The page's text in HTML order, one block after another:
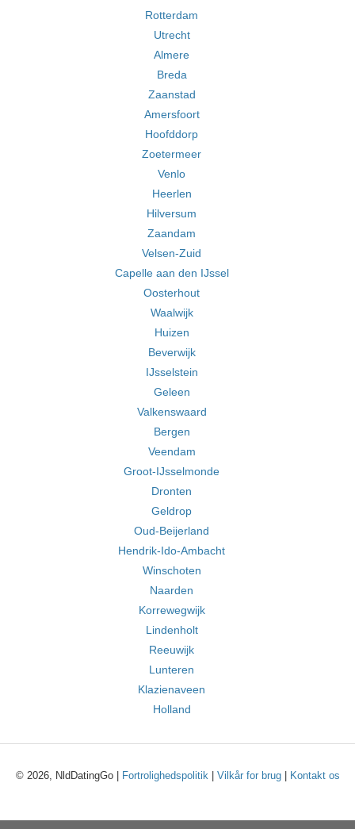
Rotterdam
Utrecht
Almere
Breda
Zaanstad
Amersfoort
Hoofddorp
Zoetermeer
Venlo
Heerlen
Hilversum
Zaandam
Velsen-Zuid
Capelle aan den IJssel
Oosterhout
Waalwijk
Huizen
Beverwijk
IJsselstein
Geleen
Valkenswaard
Bergen
Veendam
Groot-IJsselmonde
Dronten
Geldrop
Oud-Beijerland
Hendrik-Ido-Ambacht
Winschoten
Naarden
Korrewegwijk
Lindenholt
Reeuwijk
Lunteren
Klazienaveen
Holland
© 2026, NldDatingGo | Fortrolighedspolitik| Vilkår for brug| Kontakt os